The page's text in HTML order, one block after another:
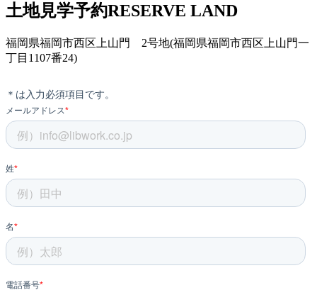
土地見学予約RESERVE LAND
福岡県福岡市西区上山門 2号地(福岡県福岡市西区上山門一
丁目1107番24)